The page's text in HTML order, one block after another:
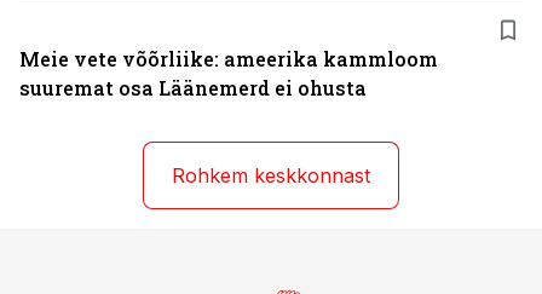
Meie vete võõrliike: ameerika kammloom
suuremat osa Läänemerd ei ohusta
Rohkem keskkonnast